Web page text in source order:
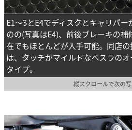
E1～3とE4でディスクとキャリパー
のの(写真はE4)、前後ブレーキの補
在でもほとんどが入手可能。同店
は、タッチがマイルドなベスラの
タイプ。
縦スクロールで次の